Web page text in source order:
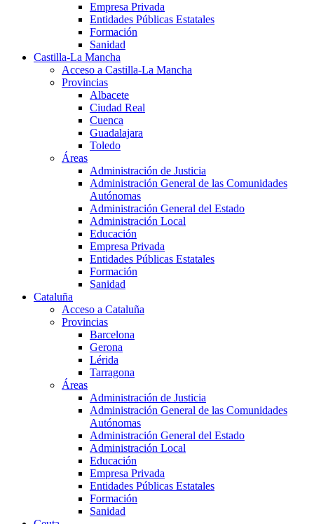
Empresa Privada
Entidades Públicas Estatales
Formación
Sanidad
Castilla-La Mancha
Acceso a Castilla-La Mancha
Provincias
Albacete
Ciudad Real
Cuenca
Guadalajara
Toledo
Áreas
Administración de Justicia
Administración General de las Comunidades
Autónomas
Administración General del Estado
Administración Local
Educación
Empresa Privada
Entidades Públicas Estatales
Formación
Sanidad
Cataluña
Acceso a Cataluña
Provincias
Barcelona
Gerona
Lérida
Tarragona
Áreas
Administración de Justicia
Administración General de las Comunidades
Autónomas
Administración General del Estado
Administración Local
Educación
Empresa Privada
Entidades Públicas Estatales
Formación
Sanidad